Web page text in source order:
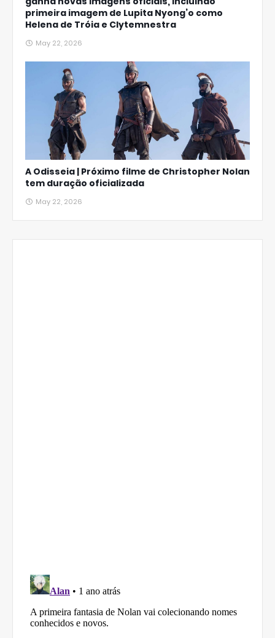
primeira imagem de Lupita Nyong’o como
Helena de Tróia e Clytemnestra
May 22, 2026
A Odisseia | Próximo filme de Christopher Nolan
tem duração oficializada
May 22, 2026